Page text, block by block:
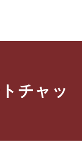
チャッ